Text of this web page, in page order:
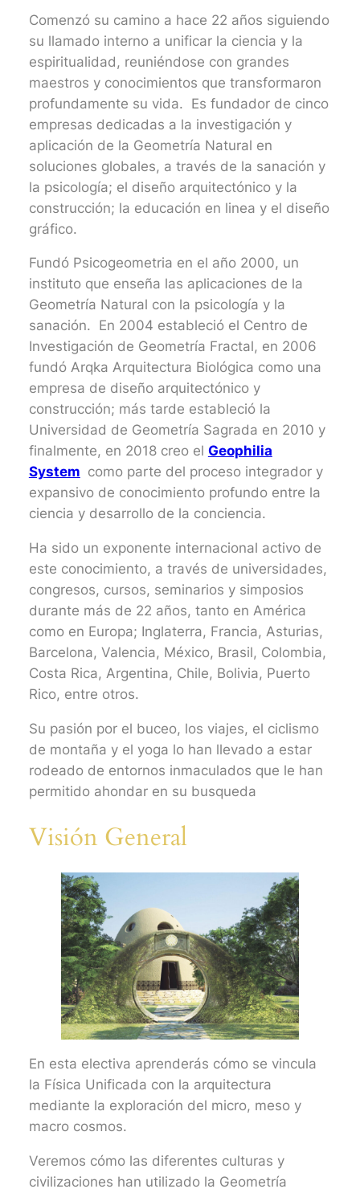
Comenzó su camino a hace 22 años siguiendo
su llamado interno a unificar la ciencia y la
espiritualidad, reuniéndose con grandes
maestros y conocimientos que transformaron
profundamente su vida. Es fundador de cinco
empresas dedicadas a la investigación y
aplicación de la Geometría Natural en
soluciones globales, a través de la sanación y
la psicología; el diseño arquitectónico y la
construcción; la educación en linea y el diseño
gráfico.
Fundó Psicogeometria en el año 2000, un
instituto que enseña las aplicaciones de la
Geometría Natural con la psicología y la
sanación. En 2004 estableció el Centro de
Investigación de Geometría Fractal, en 2006
fundó Arqka Arquitectura Biológica como una
empresa de diseño arquitectónico y
construcción; más tarde estableció la
Universidad de Geometría Sagrada en 2010 y
finalmente, en 2018 creo el Geophilia
System como parte del proceso integrador y
expansivo de conocimiento profundo entre la
ciencia y desarrollo de la conciencia.
Ha sido un exponente internacional activo de
este conocimiento, a través de universidades,
congresos, cursos, seminarios y simposios
durante más de 22 años, tanto en América
como en Europa; Inglaterra, Francia, Asturias,
Barcelona, Valencia, México, Brasil, Colombia,
Costa Rica, Argentina, Chile, Bolivia, Puerto
Rico, entre otros.
Su pasión por el buceo, los viajes, el ciclismo
de montaña y el yoga lo han llevado a estar
rodeado de entornos inmaculados que le han
permitido ahondar en su busqueda
Visión General​
En esta electiva aprenderás cómo se vincula
la Física Unificada con la arquitectura
mediante la exploración del micro, meso y
macro cosmos.
Veremos cómo las diferentes culturas y
civilizaciones han utilizado la Geometría